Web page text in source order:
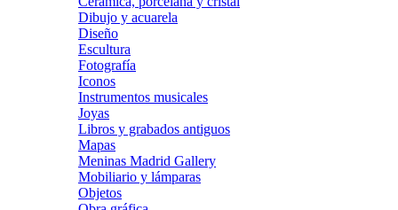
Dibujo y acuarela
Diseño
Escultura
Fotografía
Iconos
Instrumentos musicales
Joyas
Libros y grabados antiguos
Mapas
Meninas Madrid Gallery
Mobiliario y lámparas
Objetos